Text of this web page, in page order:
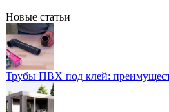
Новые статьи
Трубы ПВХ под клей: